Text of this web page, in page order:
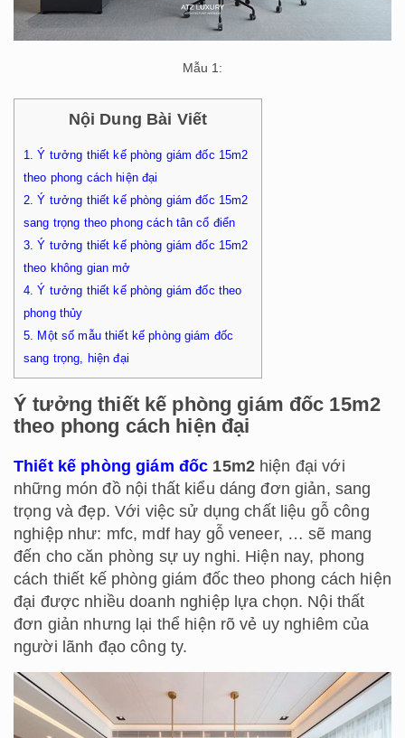
Mẫu 1:
Nội Dung Bài Viết
1.
Ý tưởng thiết kế phòng giám đốc 15m2
theo phong cách hiện đại
2. Ý tưởng thiết kế phòng giám đốc 15m2
sang trọng theo phong cách tân cổ điển
3. Ý tưởng thiết kế phòng giám đốc 15m2
theo không gian mở
4. Ý tưởng thiết kế phòng giám đốc theo
phong thủy
5. Một số mẫu thiết kế phòng giám đốc
sang trọng, hiện đại
Ý tưởng thiết kế phòng giám đốc 15m2
theo phong cách hiện đại
Thiết kế phòng giám đốc 15m2hiện đại với
những món đồ nội thất kiểu dáng đơn giản, sang
trọng và đẹp. Với việc sử dụng chất liệu gỗ công
nghiệp như: mfc, mdf hay gỗ veneer, … sẽ mang
đến cho căn phòng sự uy nghi. Hiện nay, phong
cách thiết kế phòng giám đốc theo phong cách hiện
đại được nhiều doanh nghiệp lựa chọn. Nội thất
đơn giản nhưng lại thể hiện rõ vẻ uy nghiêm của
người lãnh đạo công ty.